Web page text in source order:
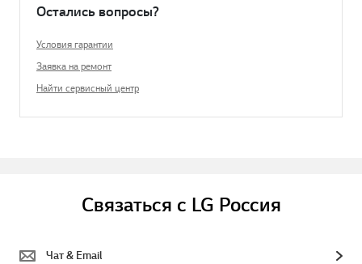
Остались вопросы?
Условия гарантии
Заявка на ремонт
Найти сервисный центр
Связаться с LG Россия
Чат & Email